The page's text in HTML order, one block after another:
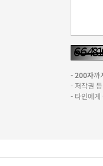
-200자까
- 저작권
- 타인에게